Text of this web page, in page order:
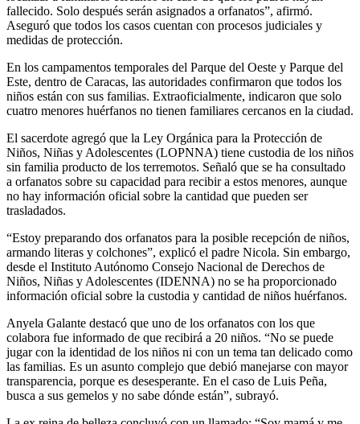
fallecido. Solo después serán asignados a orfanatos”, afirmó.
Aseguró que todos los casos cuentan con procesos judiciales y
medidas de protección.
En los campamentos temporales del Parque del Oeste y Parque del
Este, dentro de Caracas, las autoridades confirmaron que todos los
niños están con sus familias. Extraoficialmente, indicaron que solo
cuatro menores huérfanos no tienen familiares cercanos en la ciudad.
El sacerdote agregó que la Ley Orgánica para la Protección de
Niños, Niñas y Adolescentes (LOPNNA) tiene custodia de los niños
sin familia producto de los terremotos. Señaló que se ha consultado
a orfanatos sobre su capacidad para recibir a estos menores, aunque
no hay información oficial sobre la cantidad que pueden ser
trasladados.
“Estoy preparando dos orfanatos para la posible recepción de niños,
armando literas y colchones”, explicó el padre Nicola. Sin embargo,
desde el Instituto Autónomo Consejo Nacional de Derechos de
Niños, Niñas y Adolescentes (IDENNA) no se ha proporcionado
información oficial sobre la custodia y cantidad de niños huérfanos.
Anyela Galante destacó que uno de los orfanatos con los que
colabora fue informado de que recibirá a 20 niños. “No se puede
jugar con la identidad de los niños ni con un tema tan delicado como
las familias. Es un asunto complejo que debió manejarse con mayor
transparencia, porque es desesperante. En el caso de Luis Peña,
busca a sus gemelos y no sabe dónde están”, subrayó.